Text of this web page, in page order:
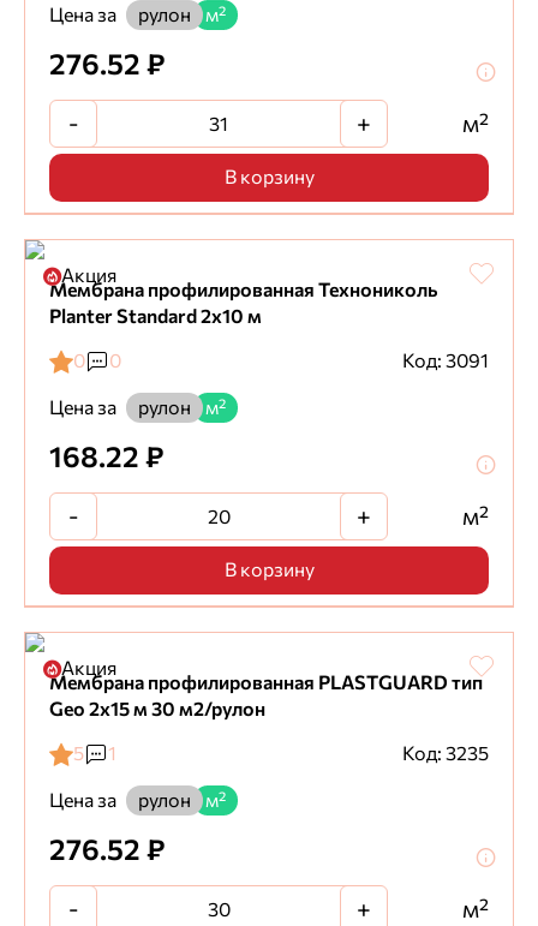
Цена за
рулон м²
276.52 ₽
- + м²
В корзину
Акция
Мембрана профилированная Технониколь
Planter Standard 2х10 м
0
0
Код: 3091
Цена за
рулон м²
168.22 ₽
- + м²
В корзину
Акция
Мембрана профилированная PLASTGUARD тип
Geo 2x15 м 30 м2/рулон
5
1
Код: 3235
Цена за
рулон м²
276.52 ₽
- + м²